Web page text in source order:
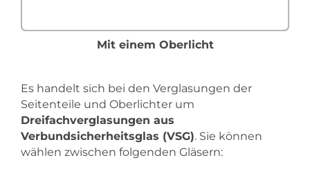
Mit einem Oberlicht
Es handelt sich bei den Verglasungen der
Seitenteile und Oberlichter um
Dreifachverglasungen aus
Verbundsicherheitsglas (VSG). Sie können
wählen zwischen folgenden Gläsern: